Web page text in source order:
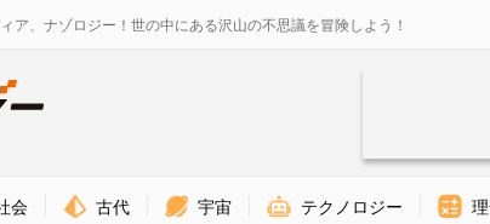
ア、ナゾロジー！世の中にある沢山の不思議を冒険しよう！
会 古代 宇宙 テクノロジー